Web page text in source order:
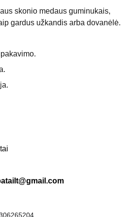
skonio medaus guminukais,
gardus užkandis arba dovanėlė.